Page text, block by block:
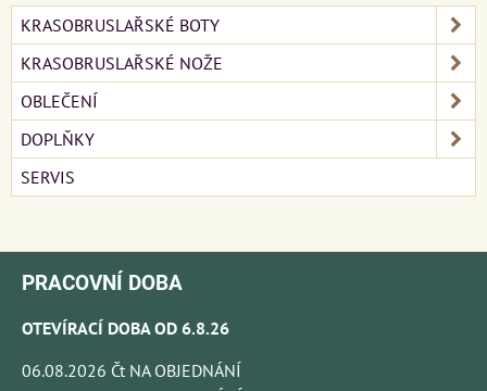
KRASOBRUSLAŘSKÉ BOTY
KRASOBRUSLAŘSKÉ NOŽE
OBLEČENÍ
DOPLŇKY
SERVIS
PRACOVNÍ DOBA
OTEVÍRACÍ DOBA OD 6.8.26
06.08.2026 Čt NA OBJEDNÁNÍ